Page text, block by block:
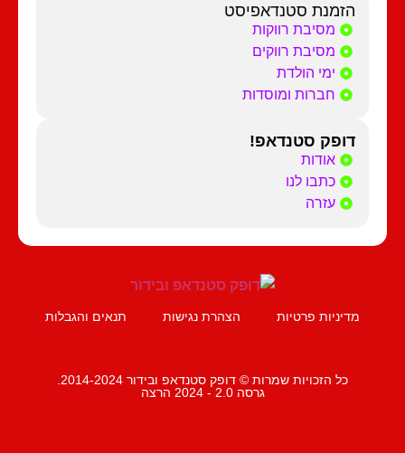
הזמנת סטנדאפיסט
מסיבת רווקות
מסיבת רווקים
ימי הולדת
חברות ומוסדות
דופק סטנדאפ!
אודות
כתבו לנו
עזרה
מדיניות פרטיות הצהרת נגישות תנאים והגבלות
כל הזכויות שמרות © דופק סטנדאפ ובידור 2014-2024.
גרסה 2.0 - 2024 הרצה